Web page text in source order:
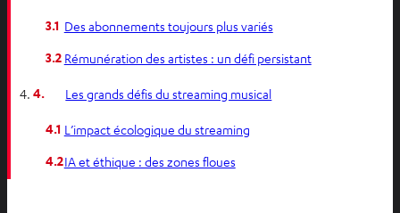
3.1 Des abonnements toujours plus variés
3.2 Rémunération des artistes : un défi persistant
4. Les grands défis du streaming musical
4.1 L’impact écologique du streaming
4.2IA et éthique : des zones floues